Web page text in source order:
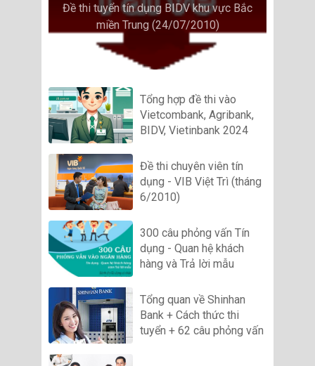
Đề thi tuyển tín dụng BIDV khu vực Bắc
miền Trung (24/07/2010)
Tổng hợp đề thi vào
Vietcombank, Agribank,
BIDV, Vietinbank 2024
Đề thi chuyên viên tín
dụng - VIB Việt Trì (tháng
6/2010)
300 câu phỏng vấn Tín
dụng - Quan hệ khách
hàng và Trả lời mẫu
Tổng quan về Shinhan
Bank + Cách thức thi
tuyển + 62 câu phỏng vấn